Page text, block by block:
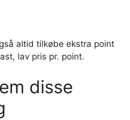
altid tilkøbe ekstra point
lav pris pr. point.
disse